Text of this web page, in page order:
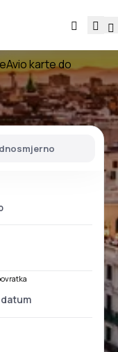
Avio karte do